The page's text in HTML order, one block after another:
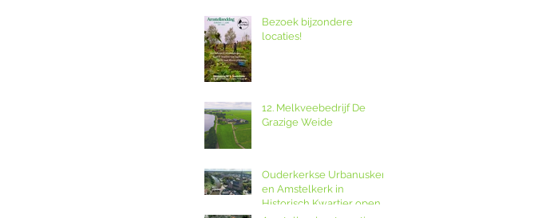
Bezoek bijzondere
locaties!
12. Melkveebedrijf De
Grazige Weide
Ouderkerkse Urbanuskerk
en Amstelkerk in
Historisch Kwartier open